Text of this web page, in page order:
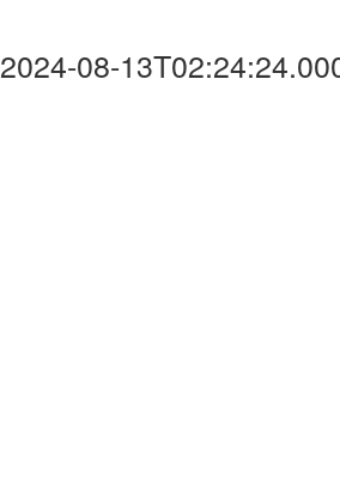
2024-08-